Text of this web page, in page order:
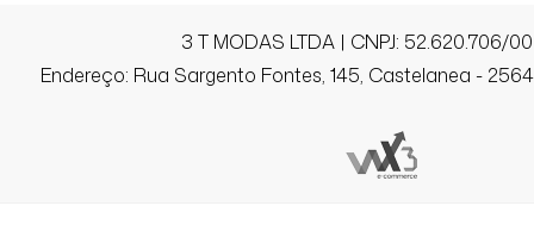
3 T MODAS LTDA | CNPJ: 52.620.706/
Endereço: Rua Sargento Fontes, 145, Castelanea -